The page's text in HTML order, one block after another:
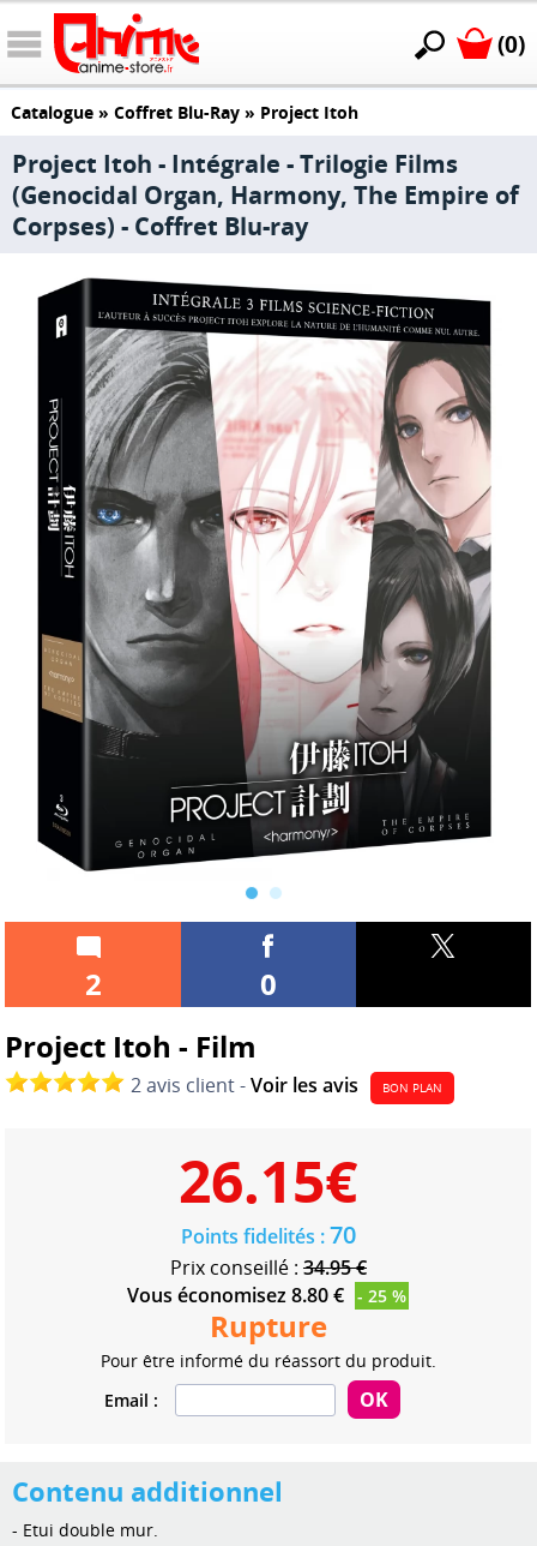
(0)
Catalogue» Coffret Blu-Ray» Project Itoh
Project Itoh - Intégrale - Trilogie Films
(Genocidal Organ, Harmony, The Empire of
Corpses) - Coffret Blu-ray
2
0
Project Itoh - Film
2 avis client -Voir les avis BON PLAN
26.15€
Points fidelités :70
Prix conseillé : 34.95 €
Vous économisez 8.80 €
- 25 %
Rupture
Pour être informé du réassort du produit.
Email :
Contenu additionnel
- Etui double mur.